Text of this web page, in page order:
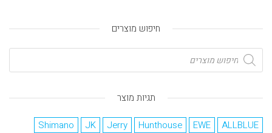
חיפוש מוצרים
תגיות מוצר
ALLBLUE
EWE
Hunthouse
Jerry
JK
Shimano